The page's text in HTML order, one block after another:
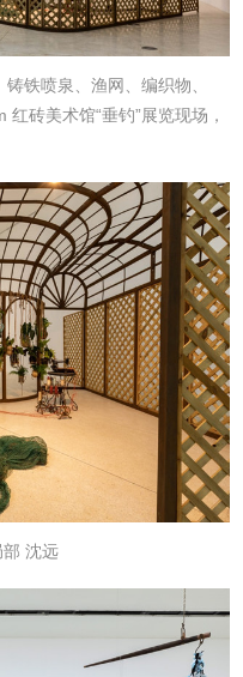
铁喷泉、渔网、编织物、
红砖美术馆“垂钓”展览现场，
部 沈远